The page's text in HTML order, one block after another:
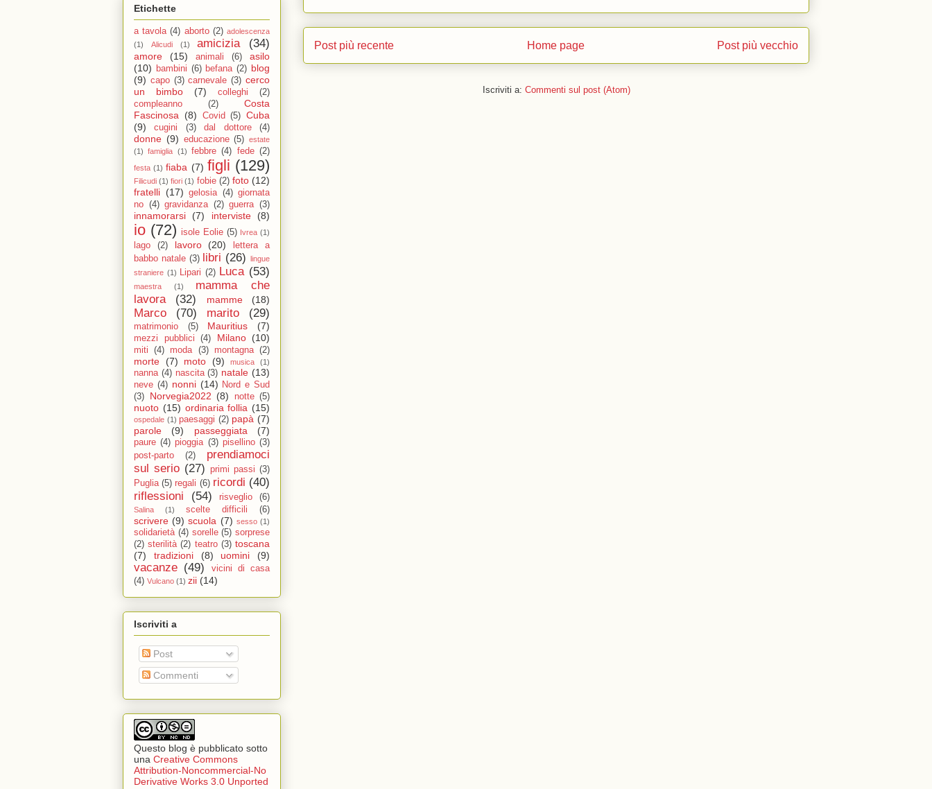
Post più recente Post più vecchio
Home page
Iscriviti a: Commenti sul post (Atom)
Etichette
a tavola (4) aborto (2) adolescenza
(1)
Alicudi (1) amicizia (34)
amore (15) animali (6)
asilo
(10)
bambini (6) befana (2) blog
(9) capo (3) carnevale (3) cerco
un bimbo
(7) colleghi
(2)
compleanno
(2)
Costa
Fascinosa (8) Covid (5) Cuba
(9)
cugini (3) dal dottore (4)
donne (9) educazione (5) estate
(1)
famiglia (1) febbre (4) fede (2)
festa (1) fiaba (7) figli (129)
Filicudi (1) fiori (1) fobie (2) foto (12)
fratelli (17) gelosia (4) giornata
no (4) gravidanza (2) guerra (3)
innamorarsi (7) interviste (8)
io (72) isole Eolie (5) Ivrea (1)
lago (2) lavoro (20)
lettera a
babbo natale (3) libri (26)
lingue
straniere (1) Lipari (2) Luca (53)
maestra (1)
mamma che
lavora
(32) mamme (18)
Marco (70) marito (29)
matrimonio (5) Mauritius (7)
mezzi pubblici (4) Milano (10)
miti (4) moda (3) montagna (2)
morte (7) moto (9) musica (1)
nanna (4) nascita (3) natale (13)
neve (4) nonni (14) Nord e Sud
(3)
Norvegia2022 (8) notte (5)
nuoto (15) ordinaria follia (15)
ospedale (1) paesaggi (2) papà (7)
parole
(9) passeggiata (7)
paure (4) pioggia (3) pisellino (3)
post-parto
(2)
prendiamoci
sul serio (27) primi passi (3)
Puglia (5) regali (6) ricordi (40)
riflessioni
(54) risveglio (6)
Salina (1) scelte difficili (6)
scrivere (9) scuola (7) sesso (1)
solidarietà (4) sorelle (5) sorprese
(2) sterilità (2) teatro (3) toscana
(7)
tradizioni (8) uomini (9)
vacanze (49)
vicini di casa
(4) Vulcano (1) zii (14)
Iscriviti a
Post
Commenti
Questo blog è pubblicato sotto
una Creative Commons
Attribution-Noncommercial-No
Derivative Works 3.0 Unported